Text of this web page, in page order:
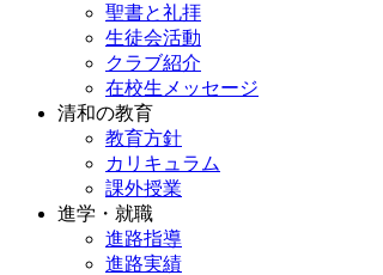
聖書と礼拝
生徒会活動
クラブ紹介
在校生メッセージ
清和の教育
教育方針
カリキュラム
課外授業
進学・就職
進路指導
進路実績